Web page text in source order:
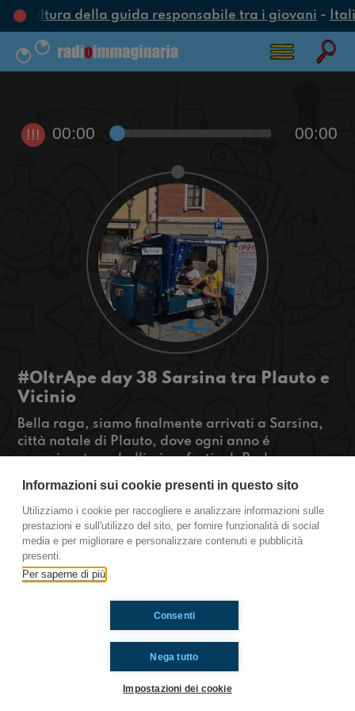
cultura della guida responsabile tra i giovani-
!!! 00:00 00:00
#OltrApe day 38 Sarsina tra Plauto e
Vicinio
Bella raga, siamo finalmente arrivati a Sarsina,
città natale di Plauto, dove ogni anno é
organizzato un bellissimo festival. Parleremo
incontreremo l'assessore alle politiche giovanili
di Sarsina. Per maggiori info, restate con noi!!
#OkkinSu www.radioimmaginaria.it
Sarsina
Ti è piaciuto? Condividilo!
Informazioni sui cookie presenti in questo sito
Utilizziamo i cookie per raccogliere e analizzare informazioni sulle
prestazioni e sull'utilizzo del sito, per fornire funzionalità di social
media e per migliorare e personalizzare contenuti e pubblicità
presenti.
Per saperne di più
Nega tutto
Consenti
Impostazioni dei cookie